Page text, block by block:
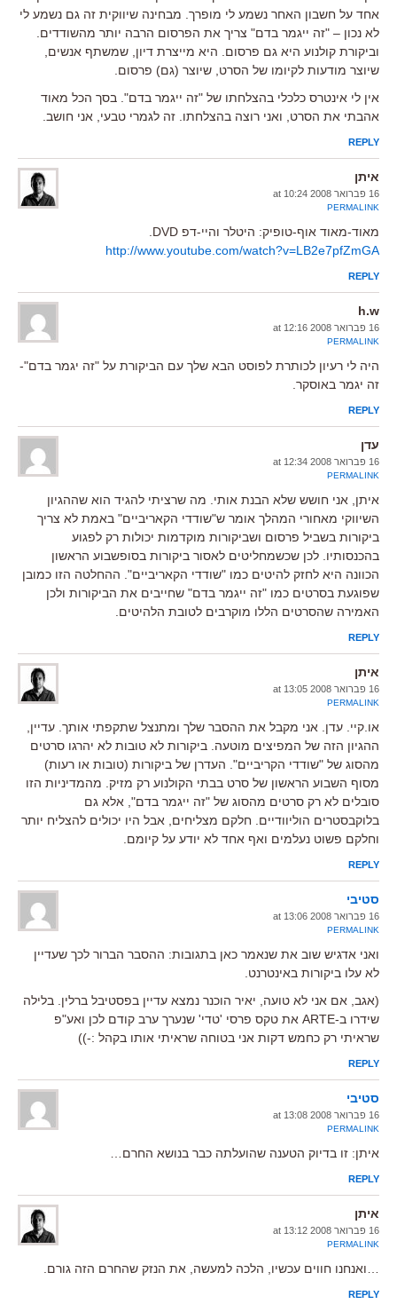
אחד על חשבון האחר נשמע לי מופרך. מבחינה שיווקית זה גם נשמע לי
לא נכון – "זה ייגמר בדם" צריך את הפרסום הרבה יותר מהשודדים.
וביקורת קולנוע היא גם פרסום. היא מייצרת דיון, שמשתף אנשים,
שיוצר מודעות לקיומו של הסרט, שיוצר (גם) פרסום.
אין לי אינטרס כלכלי בהצלחתו של "זה ייגמר בדם". בסך הכל מאוד
אהבתי את הסרט, ואני רוצה בהצלחתו. זה לגמרי טבעי, אני חושב.
REPLY
איתן
16 פברואר 2008 at 10:24
PERMALINK
מאוד-מאוד אוף-טופיק: היטלר והיי-דפ DVD.
http://www.youtube.com/watch?v=LB2e7pfZmGA
REPLY
h.w
16 פברואר 2008 at 12:16
PERMALINK
היה לי רעיון לכותרת לפוסט הבא שלך עם הביקורת על "זה יגמר בדם"-
זה יגמר באוסקר.
REPLY
עדן
16 פברואר 2008 at 12:34
PERMALINK
איתן, אני חושש שלא הבנת אותי. מה שרציתי להגיד הוא שההגיון
השיווקי מאחורי המהלך אומר ש"שודדי הקאריביים" באמת לא צריך
ביקורות בשביל פרסום ושביקורות מוקדמות יכולות רק לפגוע
בהכנסותיו. לכן שכשמחליטים לאסור ביקורות בסופשבוע הראשון
הכוונה היא לחזק להיטים כמו "שודדי הקאריביים". ההחלטה הזו כמובן
שפוגעת בסרטים כמו "זה ייגמר בדם" שחייבים את הביקורות ולכן
האמירה שהסרטים הללו מוקרבים לטובת הלהיטים.
REPLY
איתן
16 פברואר 2008 at 13:05
PERMALINK
או.קיי. עדן. אני מקבל את ההסבר שלך ומתנצל שתקפתי אותך. עדיין,
ההגיון הזה של המפיצים מוטעה. ביקורות לא טובות לא יהרגו סרטים
מהסוג של "שודדי הקריביים". העדרן של ביקורות (טובות או רעות)
מסוף השבוע הראשון של סרט בבתי הקולנוע רק מזיק. מהמדיניות הזו
סובלים לא רק סרטים מהסוג של "זה ייגמר בדם", אלא גם
בלוקבסטרים הוליוודיים. חלקם מצליחים, אבל היו יכולים להצליח יותר
וחלקם פשוט נעלמים ואף אחד לא יודע על קיומם.
REPLY
סטיבי
16 פברואר 2008 at 13:06
PERMALINK
ואני אדגיש שוב את שנאמר כאן בתגובות: ההסבר הברור לכך שעדיין
לא עלו ביקורות באינטרנט.
(אגב, אם אני לא טועה, יאיר הוכנר נמצא עדיין בפסטיבל ברלין. בלילה
שידרו ב-ARTE את טקס פרסי 'טדי' שנערך ערב קודם לכן ואע"פ
שראיתי רק כחמש דקות אני בטוחה שראיתי אותו בקהל :-))
REPLY
סטיבי
16 פברואר 2008 at 13:08
PERMALINK
איתן: זו בדיוק הטענה שהועלתה כבר בנושא החרם…
REPLY
איתן
16 פברואר 2008 at 13:12
PERMALINK
…ואנחנו חווים עכשיו, הלכה למעשה, את הנזק שהחרם הזה גורם.
REPLY